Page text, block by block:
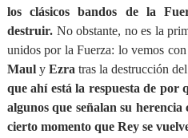
los clásicos bandos de la
destruir. No obstante, no es la
unidos por la Fuerza: lo vemos con
Maul y Ezra tras la destrucción
que ahí está la respuesta de por
algunos que señalan su
cierto momento que Rey se